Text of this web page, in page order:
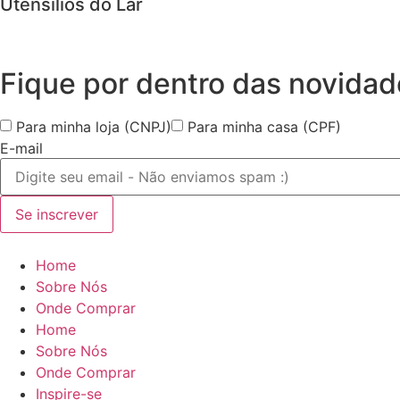
Fique por dentro das
Para minha loja (CNPJ)
Para minha casa (CPF)
E-mail
Se inscrever
Home
Sobre Nós
Onde Comprar
Home
Sobre Nós
Onde Comprar
Inspire-se